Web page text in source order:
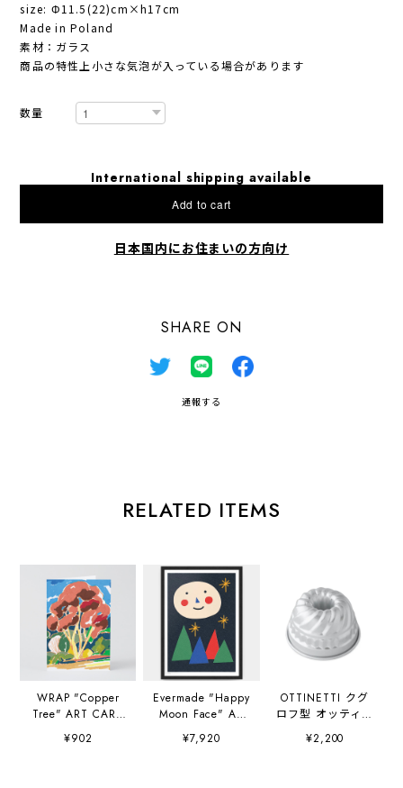
size: Φ11.5(22)cm×h17cm
Made in Poland
素材：ガラス
商品の特性上小さな気泡が入っている場合があります
数量
International shipping available
Add to cart
日本国内にお住まいの方向け
SHARE ON
通報する
RELATED ITEMS
WRAP "Copper
Tree" ART CARD
Artwork by
Charlotte Trounce
¥902
Evermade "Happy
Moon Face" A3
(297×420mm) Art
Print Artwork by
¥7,920
OTTINETTI クグ
ロフ型 オッティネ
ッティ社
¥2,200